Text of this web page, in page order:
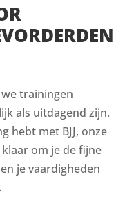
trainingen
als uitdagend zijn.
hebt met BJJ, onze
om je de fijne
je vaardigheden